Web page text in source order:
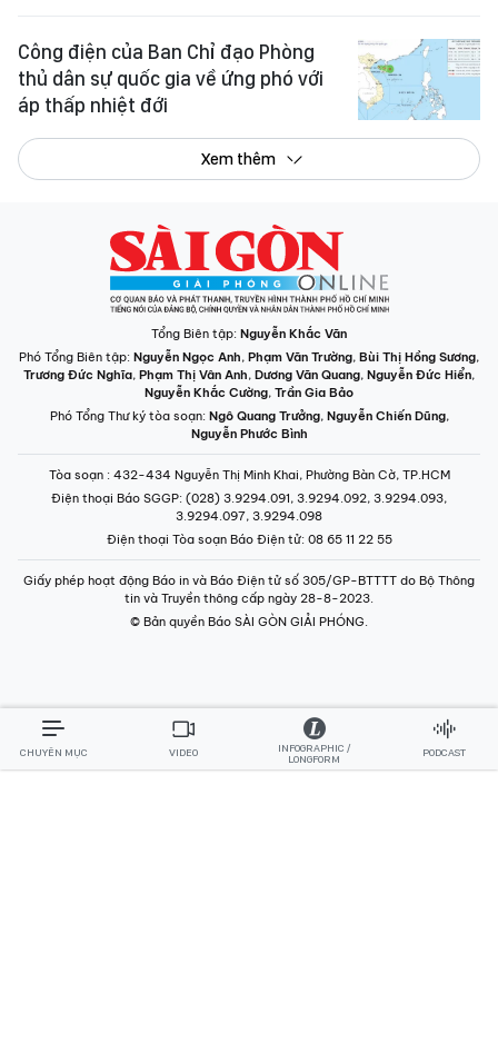
Công điện của Ban Chỉ đạo Phòng
thủ dân sự quốc gia về ứng phó với
áp thấp nhiệt đới
Xem thêm
Tổng Biên tập: Nguyễn Khắc Văn
Phó Tổng Biên tập: Nguyễn Ngọc Anh, Phạm Văn Trường, Bùi Thị Hồng Sương,
Trương Đức Nghĩa, Phạm Thị Vân Anh, Dương Văn Quang, Nguyễn Đức Hiển,
Nguyễn Khắc Cường, Trần Gia Bảo
Phó Tổng Thư ký tòa soạn: Ngô Quang Trưởng, Nguyễn Chiến Dũng,
Nguyễn Phước Bình
Tòa soạn : 432-434 Nguyễn Thị Minh Khai, Phường Bàn Cờ, TP.HCM
Điện thoại Báo SGGP: (028) 3.9294.091, 3.9294.092, 3.9294.093,
3.9294.097, 3.9294.098
Điện thoại Tòa soạn Báo Điện tử: 08 65 11 22 55
Giấy phép hoạt động Báo in và Báo Điện tử số 305/GP-BTTTT do Bộ Thông
tin và Truyền thông cấp ngày 28-8-2023.
© Bản quyền Báo SÀI GÒN GIẢI PHÓNG.
CHUYÊN MỤC VIDEO
INFOGRAPHIC /
LONGFORM
PODCAST